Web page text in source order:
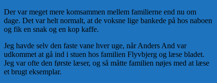
Der var meget mere komsammen mellem familierne end nu om
dage. Det var helt normalt, at de voksne lige bankede på hos naboen
og fik en snak og en kop kaffe.
Jeg havde selv den faste vane hver uge, når Anders And var
udkommet at gå ind i stuen hos familien Flyvbjerg og læse bladet.
Jeg var ofte den første læser, og så måtte familien nøjes med at læse
et brugt eksemplar.